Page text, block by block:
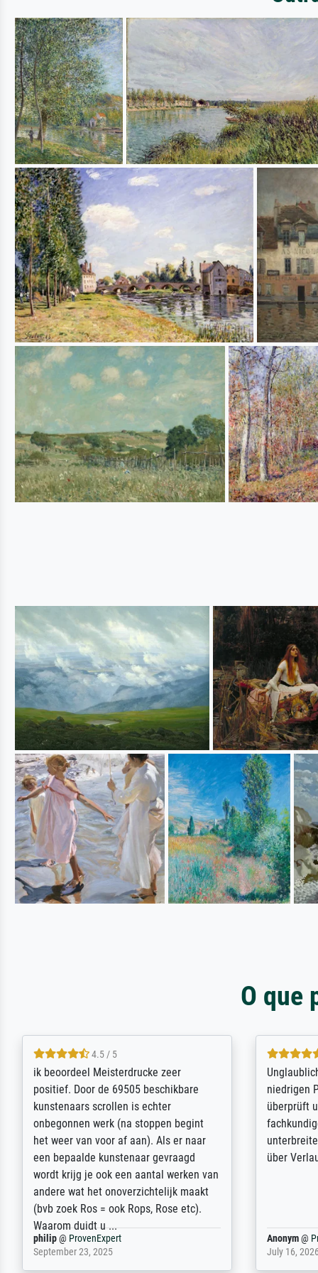
O que
5 / 5
Die Zufriedenheit ist auch nicht dadurch
getrübt, dass das Bild entgegen einer
angegebenen Lieferanschrift (sollte
eine Überraschung für die normannische
Ehefrau sein zum Hochzeits- gleichzeitig
auch Geburtstag sein) doch nach zu
Hause zugestellt wurde.
Jürgen@ProvenExpert
April 22, 2026
Excellent /
selection,
were
the item
am based
searching
SJL@
December 2,